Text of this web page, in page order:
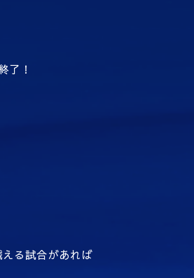
了！
る試合があれば